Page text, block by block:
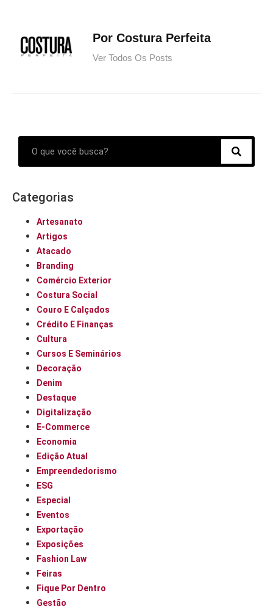
Por Costura Perfeita
Ver Todos Os Posts
Categorias
Artesanato
Artigos
Atacado
Branding
Comércio Exterior
Costura Social
Couro E Calçados
Crédito E Finanças
Cultura
Cursos E Seminários
Decoração
Denim
Destaque
Digitalização
E-Commerce
Economia
Edição Atual
Empreendedorismo
ESG
Especial
Eventos
Exportação
Exposições
Fashion Law
Feiras
Fique Por Dentro
Gestão